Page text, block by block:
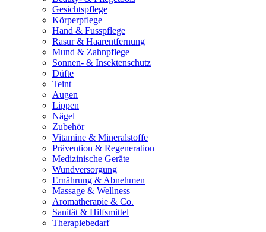
Gesichtspflege
Körperpflege
Hand & Fusspflege
Rasur & Haarentfernung
Mund & Zahnpflege
Sonnen- & Insektenschutz
Düfte
Teint
Augen
Lippen
Nägel
Zubehör
Vitamine & Mineralstoffe
Prävention & Regeneration
Medizinische Geräte
Wundversorgung
Ernährung & Abnehmen
Massage & Wellness
Aromatherapie & Co.
Sanität & Hilfsmittel
Therapiebedarf